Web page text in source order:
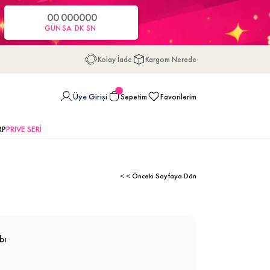
00
GÜN
00
SA
00
DK
00
SN
Kolay İade Kargom Nerede
Üye Girişi Sepetim Favorilerim
PRIVE SERİ
< < Önceki Sayfaya Dön